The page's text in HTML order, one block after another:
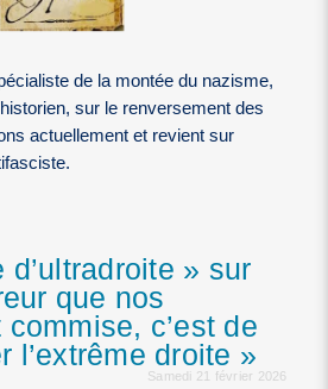
de la montée du nazisme,
sur le renversement des
actuellement et revient sur
d’ultradroite » sur
que nos
c’est de
l’extrême droite »
Samedi 21 février 2026